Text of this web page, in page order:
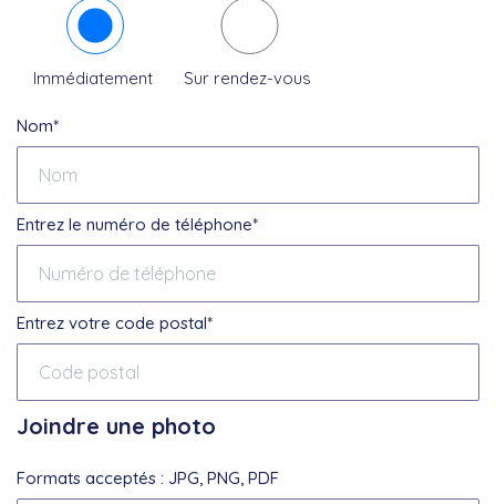
Immédiatement Sur rendez-vous
Nom*
Entrez le numéro de téléphone*
Entrez votre code postal*
Joindre une photo
Formats acceptés : JPG, PNG, PDF